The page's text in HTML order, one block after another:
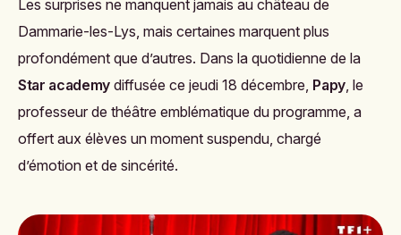
Les surprises ne manquent jamais au château de
Dammarie-les-Lys, mais certaines marquent plus
profondément que d’autres. Dans la quotidienne de la
Star academy diffusée ce jeudi 18 décembre, Papy, le
professeur de théâtre emblématique du programme, a
offert aux élèves un moment suspendu, chargé
d’émotion et de sincérité.